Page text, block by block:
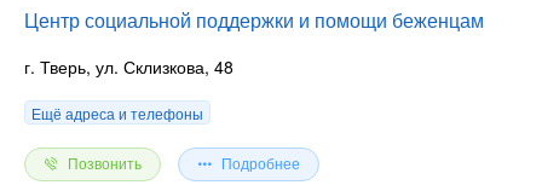
Центр социальной поддержки и помощи беженцам
г. Тверь, ул. Склизкова, 48
Ещё адреса и телефоны
Позвонить Подробнее